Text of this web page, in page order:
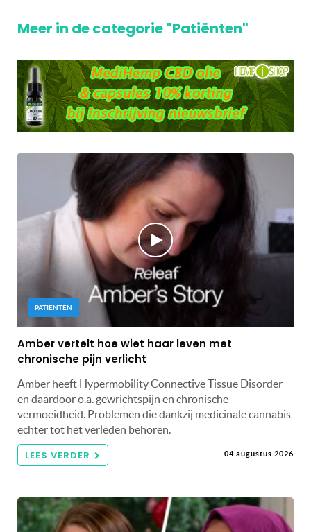
Meer in de categorie "Patiënten"
PATIËNTEN
Amber vertelt hoe wiet haar leven met
chronische pijn verlicht
Amber heeft Hypermobility Connective Tissue Disorder
en daardoor o.a. gewrichtspijn en chronische
vermoeidheid. Problemen die dankzij medicinale cannabis
echter tot het verleden behoren.
LEES VERDER 04 augustus 2026